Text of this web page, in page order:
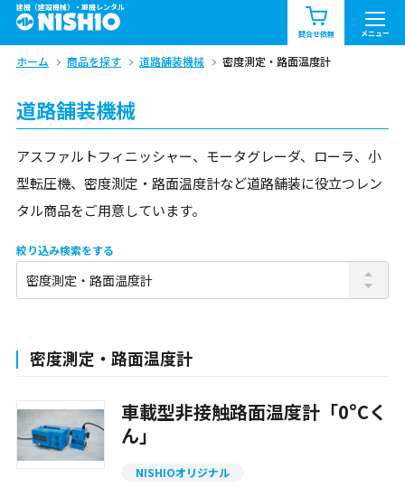
建機（建設機械）・重機レンタル
問合せ依頼 メニュー
商品一覧 お知らせ一覧
問合せ依頼リスト お問合せ
北海道 東北 関東
九州・沖縄（外部）
ホーム 商品を探す 道路舗装機械 密度測定・路面温度計
道路舗装機械
アスファルトフィニッシャー、モータグレーダ、ローラ、小
型転圧機、密度測定・路面温度計など道路舗装に役立つレン
タル商品をご用意しています。
絞り込み検索をする
密度測定・路面温度計
車載型非接触路面温度計「0°Cく
ん」
NISHIOオリジナル